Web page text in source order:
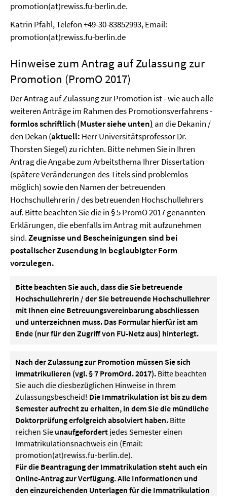
promotion(at)rewiss.fu-berlin.de.
Katrin Pfahl, Telefon +49-30-83852993, Email:
promotion(at)rewiss.fu-berlin.de
Hinweise zum Antrag auf Zulassung zur
Promotion (PromO 2017)
Der Antrag auf Zulassung zur Promotion ist - wie auch alle
weiteren Anträge im Rahmen des Promotionsverfahrens -
formlos schriftlich (Muster siehe unten) an die Dekanin /
den Dekan (aktuell: Herr Universitätsprofessor Dr.
Thorsten Siegel) zu richten. Bitte nehmen Sie in Ihren
Antrag die Angabe zum Arbeitsthema Ihrer Dissertation
(spätere Veränderungen des Titels sind problemlos
möglich) sowie den Namen der betreuenden
Hochschullehrerin / des betreuenden Hochschullehrers
auf. Bitte beachten Sie die in § 5 PromO 2017 genannten
Erklärungen, die ebenfalls im Antrag mit aufzunehmen
sind.Zeugnisse und Bescheinigungen sind bei
postalischer Zusendung in beglaubigter Form
vorzulegen.
Bitte beachten Sie auch, dass die Sie betreuende
Hochschullehrerin / der Sie betreuende Hochschullehrer
mit Ihnen eine Betreuungsvereinbarung abschliessen
und unterzeichnen muss. Das Formular hierfür ist am
Ende (nur für den Zugriff von FU-Netz aus) hinterlegt.
Nach der Zulassung zur Promotion müssen Sie sich
immatrikulieren (vgl. § 7 PromOrd. 2017). Bitte beachten
Sie auch die diesbezüglichen Hinweise in Ihrem
Zulassungsbescheid! Die Immatrikulation ist bis zu dem
Semester aufrecht zu erhalten, in dem Sie die mündliche
Doktorprüfung erfolgreich absolviert haben. Bitte
reichen Sie unaufgefordert jedes Semester einen
Immatrikulationsnachweis ein (Email:
promotion(at)rewiss.fu-berlin.de).
Für die Beantragung der Immatrikulation steht auch ein
Online-Antrag zur Verfügung. Alle Informationen und
den einzureichenden Unterlagen für die Immatrikulation